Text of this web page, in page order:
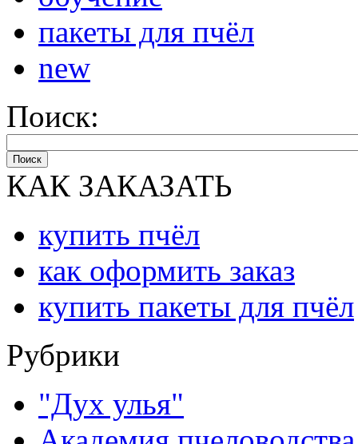
пакеты для пчёл
new
Поиск:
Поиск
КАК ЗАКАЗАТЬ
купить пчёл
как оформить заказ
купить пакеты для пчёл
Рубрики
"Дух улья"